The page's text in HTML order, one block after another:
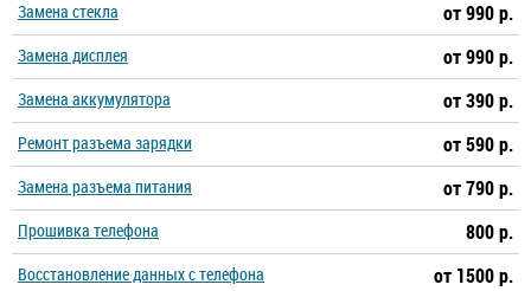
ZTE Blade A530 ZTE Blade A6
ZTE Blade A6 Lite ZTE Blade A6 Max
ZTE Blade A7 ZTE Blade A7 2020
ZTE Blade A7 Vita ZTE Blade A71
Замена стекла от 990 р.
Замена дисплея от 990 р.
Замена аккумулятора от 390 р.
Ремонт разъема зарядки от 590 р.
Замена разъема питания от 790 р.
Прошивка телефона 800 р.
Восстановление данных с телефона от 1500 р.